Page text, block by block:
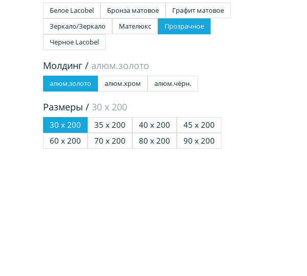
Белое Lacobel Бронза матовое
Графит матовое
Зеркало/Зеркало
Мателюкс
Прозрачное
Черное Lacobel
Молдинг / алюм.золото
алюм.золото алюм.хром алюм.чёрн.
Размеры / 30 х 200
30 х 200 35 х 200 40 х 200
45 х 200
60 х 200
70 х 200 80 х 200 90 х 200